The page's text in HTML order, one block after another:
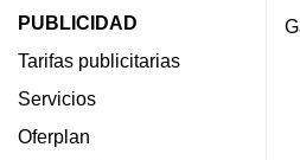
PUBLICIDAD
Tarifas publicitarias
Servicios
Oferplan